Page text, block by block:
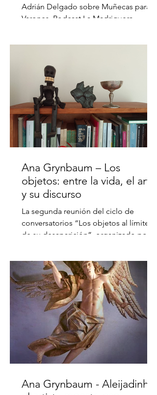
Adrián Delgado sobre Muñecas para
Varones, Podcast La Madriguera.
Ana Grynbaum – Los
objetos: entre la vida, el arte
y su discurso
La segunda reunión del ciclo de
conversatorios “Los objetos al límite
de su desaparición”, organizado por
Ana Grynbaum - Aleijadinho: